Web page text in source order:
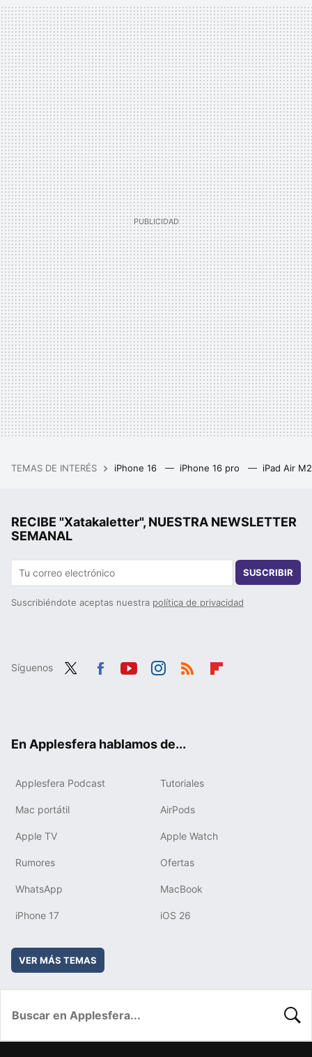
TEMAS DE INTERÉS iPhone 16 iPhone 16 pro iPad Air
RECIBE "Xatakaletter", NUESTRA NEWSLETTER
SEMANAL
SUSCRIBIR
Suscribiéndote aceptas nuestra política de privacidad
Síguenos
En Applesfera hablamos de...
Applesfera Podcast Tutoriales
Mac portátil AirPods
Apple TV Apple Watch
Rumores Ofertas
WhatsApp MacBook
iPhone 17 iOS 26
VER MÁS TEMAS